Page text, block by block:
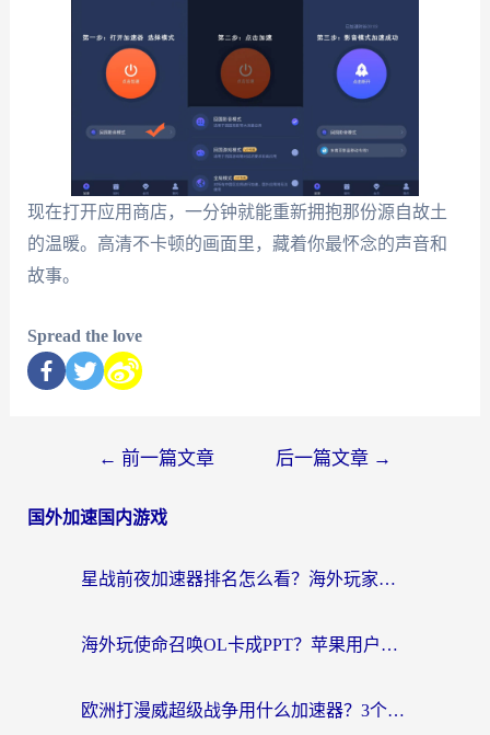
现在打开应用商店，一分钟就能重新拥抱那份源自故土
的温暖。高清不卡顿的画面里，藏着你最怀念的声音和
故事。
Spread the love
← 前一篇文章 后一篇文章 →
国外加速国内游戏
星战前夜加速器排名怎么看？海外玩家国服游戏畅玩终极指南（附欧洲玩跑跑我的起源解决方案）
海外玩使命召唤OL卡成PPT？苹果用户必看：使命召唤OL国外加速器下载苹果版指南
欧洲打漫威超级战争用什么加速器？3个海外游戏卡顿问题一次解决（附实测推荐）